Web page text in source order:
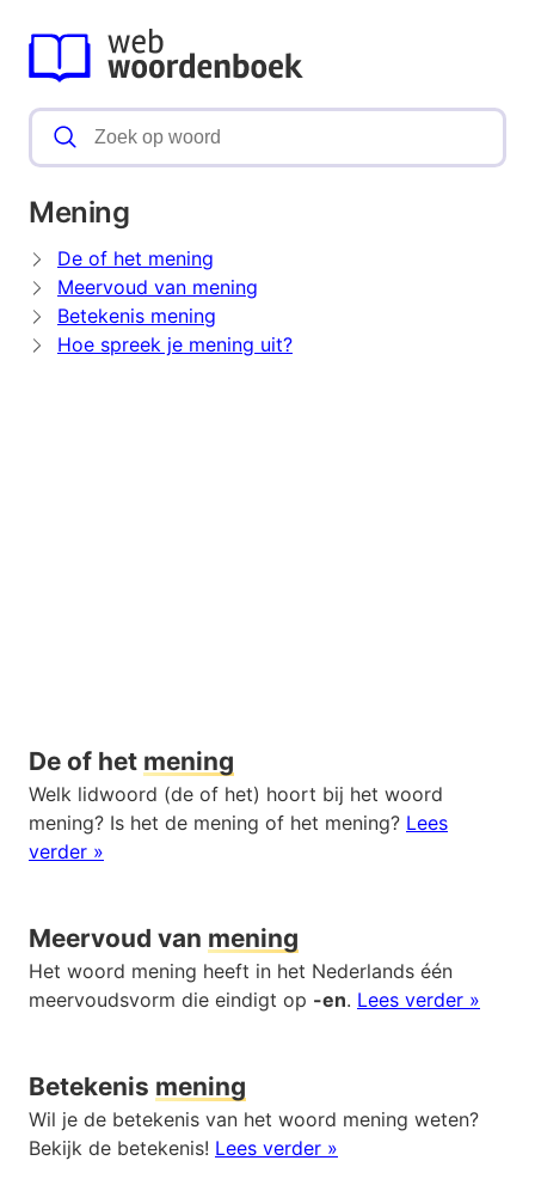
Mening
De of het mening
Meervoud van mening
Betekenis mening
Hoe spreek je mening uit?
De of het mening
Welk lidwoord (de of het) hoort bij het woord
mening? Is het de mening of het mening? Lees
verder »
Meervoud van mening
Het woord mening heeft in het Nederlands één
meervoudsvorm die eindigt op -en. Lees verder »
Betekenis mening
Wil je de betekenis van het woord mening weten?
Bekijk de betekenis! Lees verder »